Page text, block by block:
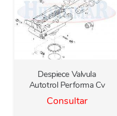
Despiece Valvula
Autotrol Performa Cv
Consultar